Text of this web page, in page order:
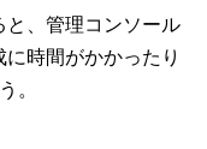
と、管理コンソール
時間がかかったり
。